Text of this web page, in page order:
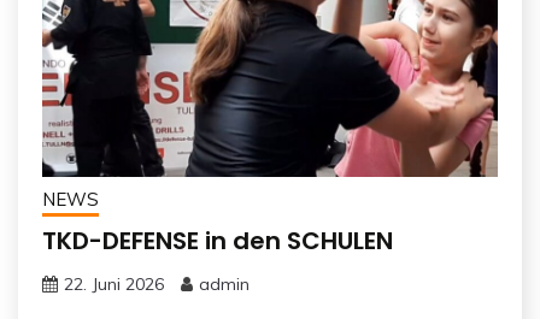
NEWS
TKD-DEFENSE in den SCHULEN
22. Juni 2026 admin